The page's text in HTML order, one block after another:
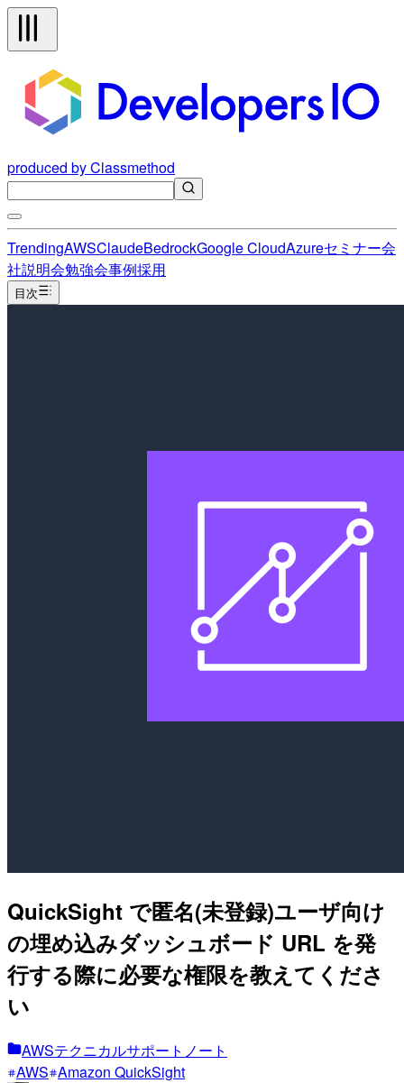
produced by Classmethod
TrendingAWSClaudeBedrockGoogle CloudAzureセミナー会
社説明会勉強会事例採用
目次
QuickSight で匿名(未登録)ユーザ向け
の埋め込みダッシュボード URL を発
行する際に必要な権限を教えてくださ
い
AWSテクニカルサポートノート
AWS Amazon QuickSight